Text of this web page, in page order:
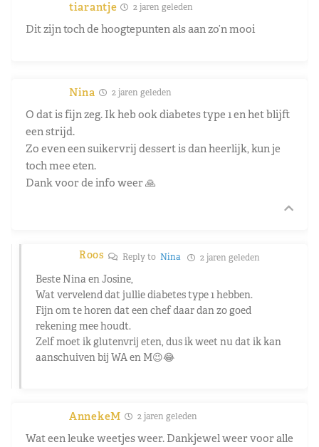
tiarantje 2 jaren geleden
Dit zijn toch de hoogtepunten als aan zo’n mooi
Nina 2 jaren geleden
O dat is fijn zeg. Ik heb ook diabetes type 1 en het blijft
een strijd.
Zo even een suikervrij dessert is dan heerlijk, kun je
toch mee eten.
Dank voor de info weer 🙏
Roos Reply to Nina 2 jaren geleden
Beste Nina en Josine,
Wat vervelend dat jullie diabetes type 1 hebben.
Fijn om te horen dat een chef daar dan zo goed
rekening mee houdt.
Zelf moet ik glutenvrij eten, dus ik weet nu dat ik kan
aanschuiven bij WA en M😉😂
AnnekeM 2 jaren geleden
Wat een leuke weetjes weer. Dankjewel weer voor alle